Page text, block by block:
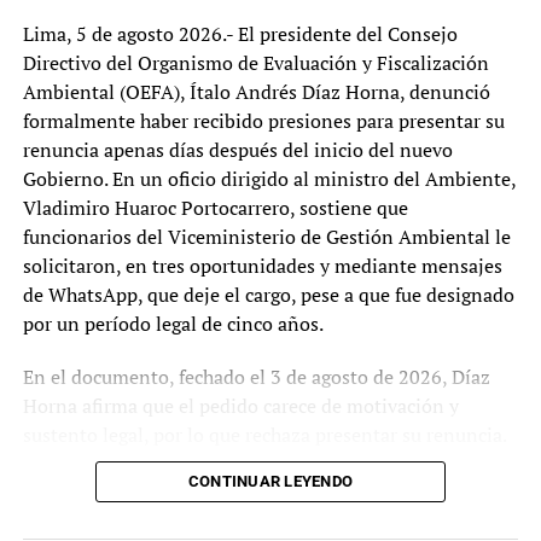
los distritos de Miraflores y Barranco, se vio
empañada por una enérgica protesta de vecinos
miraflorinos contra el…
TEMAS RELACIONADOS:
CHARLIE KIRK
RENOVACIÓN POPULAR
SIGUIENTE
Poder Judicial frena aplicación de la Ley N.° 32107 que
buscaba limitar sanción a crímenes de lesa humanidad
Transportistas dan ultimátum de 10 días al Gobierno y al
Congreso para atender sus demandas
Lima, 5 de agosto 2026.- El presidente del Consejo
Directivo del Organismo de Evaluación y Fiscalización
Ambiental (OEFA), Ítalo Andrés Díaz Horna, denunció
formalmente haber recibido presiones para presentar su
renuncia apenas días después del inicio del nuevo
Gobierno. En un oficio dirigido al ministro del Ambiente,
Vladimiro Huaroc Portocarrero, sostiene que
funcionarios del Viceministerio de Gestión Ambiental le
solicitaron, en tres oportunidades y mediante mensajes
de WhatsApp, que deje el cargo, pese a que fue designado
por un período legal de cinco años.
En el documento, fechado el 3 de agosto de 2026, Díaz
Horna afirma que el pedido carece de motivación y
Argumenta que la Presidencia del Consejo Directivo del
OEFA constituye un cargo de designación o remoción
CONTINUAR LEYENDO